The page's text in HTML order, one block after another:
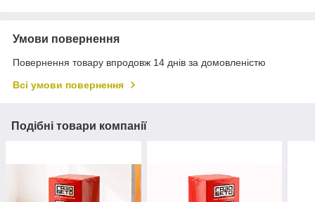
Умови повернення
Повернення товару впродовж 14 днів за домовленістю
Всі умови повернення
Подібні товари компанії